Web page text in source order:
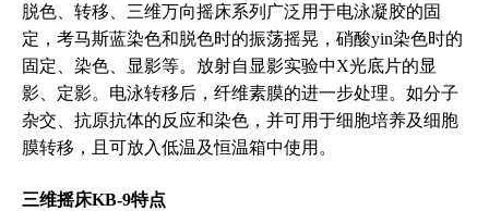
脱色、转移、三维万向摇床系列广泛用于电泳凝胶的固
定，考马斯蓝染色和脱色时的振荡摇晃，硝酸yin染色时的
固定、染色、显影等。放射自显影实验中X光底片的显
影、定影。电泳转移后，纤维素膜的进一步处理。如分子
杂交、抗原抗体的反应和染色，并可用于细胞培养及细胞
膜转移，且可放入低温及恒温箱中使用。
三维摇床KB-9特点